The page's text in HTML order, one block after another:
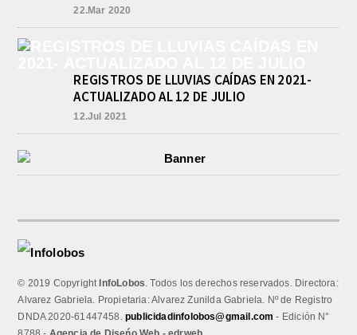
22.Mar 2020
REGISTROS DE LLUVIAS CAÍDAS EN 2021-
ACTUALIZADO AL 12 DE JULIO
12.Jul 2021
© 2019 CopyrightInfoLobos . Todos los derechos reservados. Directora:
Alvarez Gabriela. Propietaria: Alvarez Zunilda Gabriela. Nº de Registro
DNDA 2020-61447458.publicidadinfolobos@gmail.com - Edición N°